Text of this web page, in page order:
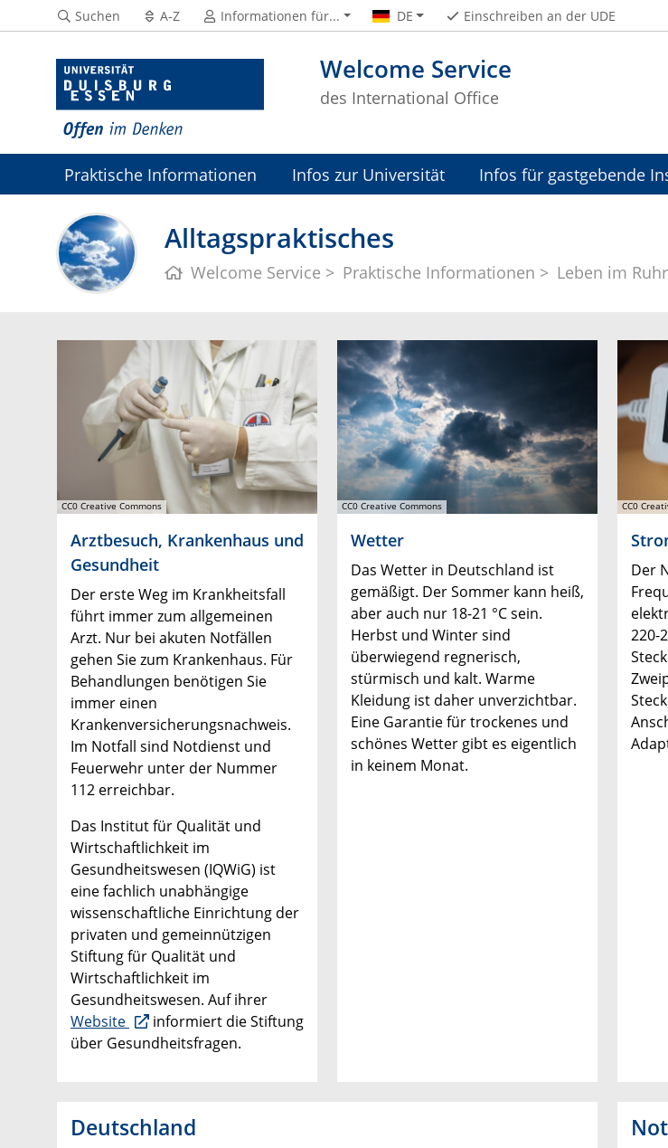
Welcome Service
des International Office
Suchen A-Z Informationen für... DE Einschreiben an der UDE
Praktische Informationen Infos zur Universität Infos für gastgebende
Veranstaltungen
Alltagspraktisches
Welcome Service Praktische Informationen Leben im
CC0 Creative Commons
Arztbesuch, Krankenhaus und
Gesundheit
Der erste Weg im Krankheitsfall
führt immer zum allgemeinen
Arzt. Nur bei akuten Notfällen
gehen Sie zum Krankenhaus. Für
Behandlungen benötigen Sie
immer einen
Krankenversicherungsnachweis.
Im Notfall sind Notdienst und
Feuerwehr unter der Nummer
112 erreichbar.
Das Institut für Qualität und
Wirtschaftlichkeit im
Gesundheitswesen (IQWiG) ist
eine fachlich unabhängige
wissenschaftliche Einrichtung der
privaten und gemeinnützigen
Stiftung für Qualität und
Wirtschaftlichkeit im
Gesundheitswesen. Auf ihrer
Website
informiert die Stiftung
über Gesundheitsfragen.
CC0 Creative Commons
Wetter
Das Wetter in Deutschland ist
gemäßigt. Der Sommer kann heiß,
aber auch nur 18-21 °C sein.
Herbst und Winter sind
überwiegend regnerisch,
stürmisch und kalt. Warme
Kleidung ist daher unverzichtbar.
Eine Garantie für trockenes und
schönes Wetter gibt es eigentlich
in keinem Monat.
CC0
Der
220-
Deutschland